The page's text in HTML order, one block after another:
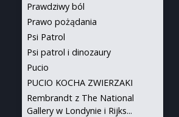
Prawdziwy ból
Prawo pożądania
Psi Patrol
Psi patrol i dinozaury
Pucio
PUCIO KOCHA ZWIERZAKI
Rembrandt z The National
Gallery w Londynie i Rijks...